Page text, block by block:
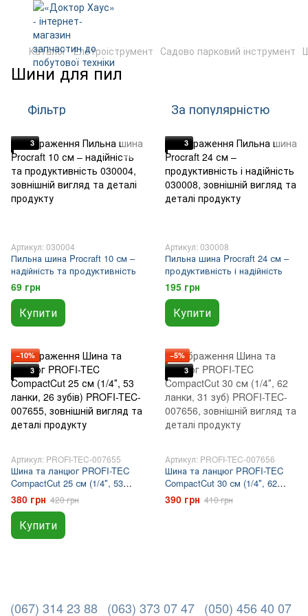
Каталог Елетроіструмент Садово парковий інструмент
Шини для пил
Фільтр За популярністю
3
Артикул: 030004
Пильна шина Procraft 10 см –
надійність та продуктивність
69 грн
Купити
3
Артикул: 030008
Пильна шина Procraft 24 см –
продуктивність і надійність
195 грн
Купити
−10%
3
Артикул: PROFI-TEC-007655
Шина та ланцюг PROFI-TEC
CompactCut 25 см (1/4″, 53
ланки, 26 зубів)
380 грн 420 грн
Купити
−5%
3
Артикул: PROFI-TEC-007656
Шина та ланцюг PROFI-TEC
CompactCut 30 см (1/4″, 62
ланки, 31 зуб)
390 грн 410 грн
(067) 314 23 88 (063) 373 07 47 (050) 456 40 07